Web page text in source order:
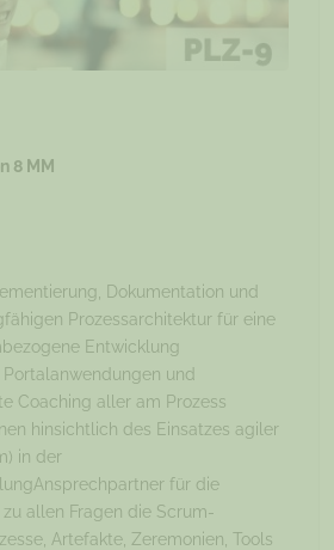
8 MM
Dokumentation und
Prozessarchitektur für eine
Entwicklung
und
Coaching aller am Prozess
hinsichtlich des Einsatzes agiler
in der
für die
allen Fragen die Scrum-
Artefakte, Zeremonien, Tools